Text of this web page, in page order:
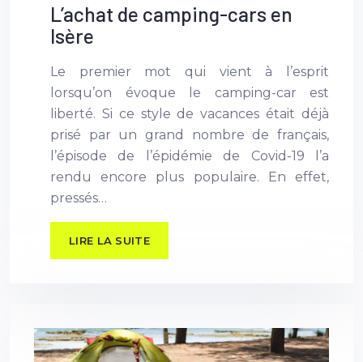
L’achat de camping-cars en
Isère
Le premier mot qui vient à l’esprit
lorsqu’on évoque le camping-car est
liberté. Si ce style de vacances était déjà
prisé par un grand nombre de français,
l’épisode de l’épidémie de Covid-19 l’a
rendu encore plus populaire. En effet,
pressés…
LIRE LA SUITE